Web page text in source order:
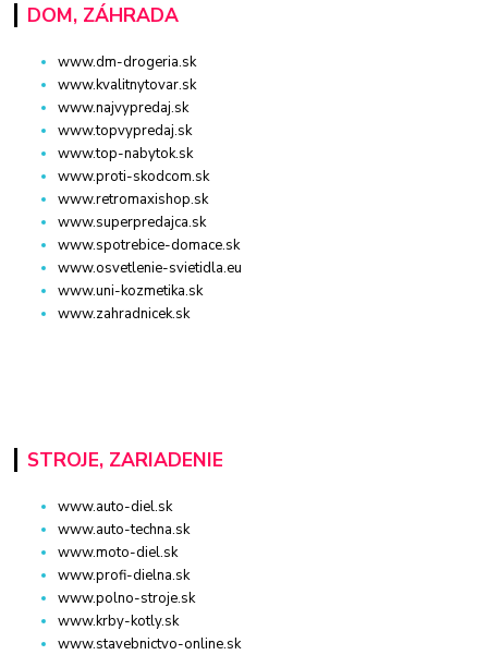
DOM, ZÁHRADA
www.dm-drogeria.sk
www.kvalitnytovar.sk
www.najvypredaj.sk
www.topvypredaj.sk
www.top-nabytok.sk
www.proti-skodcom.sk
www.retromaxishop.sk
www.superpredajca.sk
www.spotrebice-domace.sk
www.osvetlenie-svietidla.eu
www.uni-kozmetika.sk
www.zahradnicek.sk
STROJE, ZARIADENIE
www.auto-diel.sk
www.auto-techna.sk
www.moto-diel.sk
www.profi-dielna.sk
www.polno-stroje.sk
www.krby-kotly.sk
www.stavebnictvo-online.sk